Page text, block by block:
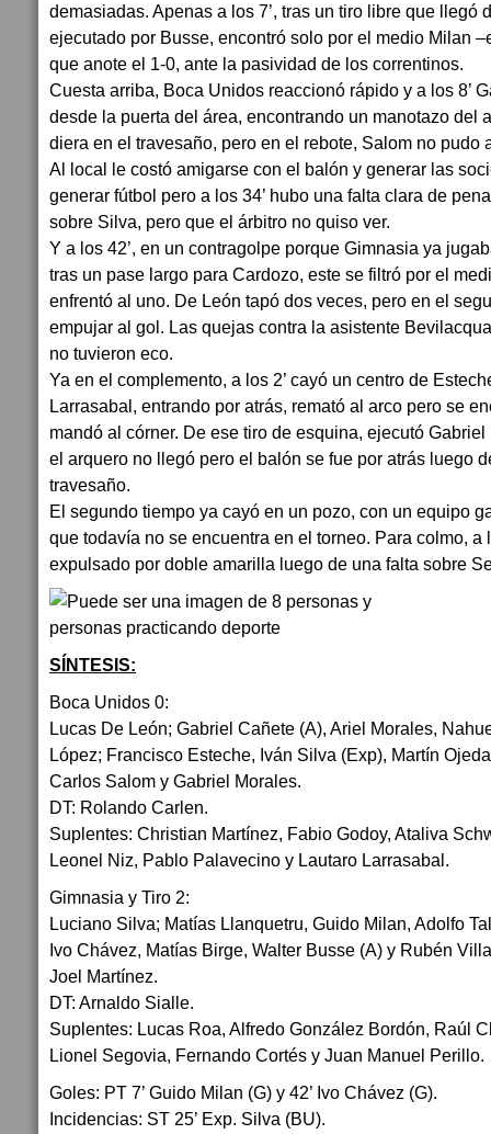
demasiadas. Apenas a los 7’, tras un tiro libre que llegó
ejecutado por Busse, encontró solo por el medio Milan
que anote el 1-0, ante la pasividad de los correntinos.
Cuesta arriba, Boca Unidos reaccionó rápido y a los 8’
desde la puerta del área, encontrando un manotazo del
diera en el travesaño, pero en el rebote, Salom no pudo
Al local le costó amigarse con el balón y generar las
generar fútbol pero a los 34’ hubo una falta clara de
sobre Silva, pero que el árbitro no quiso ver.
Y a los 42’, en un contragolpe porque Gimnasia ya
tras un pase largo para Cardozo, este se filtró por el
enfrentó al uno. De León tapó dos veces, pero en el
empujar al gol. Las quejas contra la asistente
no tuvieron eco.
Ya en el complemento, a los 2’ cayó un centro de
Larrasabal, entrando por atrás, remató al arco pero se
mandó al córner. De ese tiro de esquina, ejecutó
el arquero no llegó pero el balón se fue por atrás luego
travesaño.
El segundo tiempo ya cayó en un pozo, con un equipo
que todavía no se encuentra en el torneo. Para colmo, a
expulsado por doble amarilla luego de una falta sobre
SÍNTESIS:
Boca Unidos 0:
Lucas De León; Gabriel Cañete (A), Ariel Morales,
López; Francisco Esteche, Iván Silva (Exp), Martín
Carlos Salom y Gabriel Morales.
DT: Rolando Carlen.
Suplentes: Christian Martínez, Fabio Godoy, Ataliva
Leonel Niz, Pablo Palavecino y Lautaro Larrasabal.
Gimnasia y Tiro 2:
Luciano Silva; Matías Llanquetru, Guido Milan, Adolfo
Ivo Chávez, Matías Birge, Walter Busse (A) y Rubén
Joel Martínez.
DT: Arnaldo Sialle.
Suplentes: Lucas Roa, Alfredo González Bordón, Raúl
Lionel Segovia, Fernando Cortés y Juan Manuel Perillo.
Goles: PT 7’ Guido Milan (G) y 42’ Ivo Chávez (G).
Incidencias: ST 25’ Exp. Silva (BU).